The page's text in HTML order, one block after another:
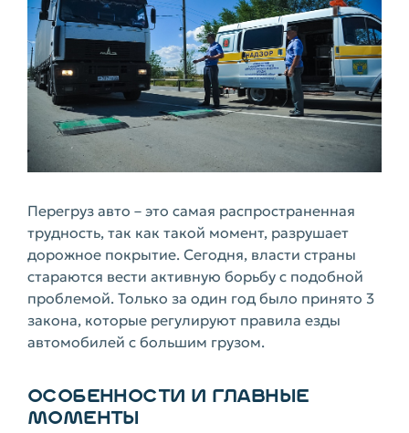
Перегруз авто – это самая распространенная
трудность, так как такой момент, разрушает
дорожное покрытие. Сегодня, власти страны
стараются вести активную борьбу с подобной
проблемой. Только за один год было принято 3
закона, которые регулируют правила езды
автомобилей с большим грузом.
ОСОБЕННОСТИ И ГЛАВНЫЕ
МОМЕНТЫ